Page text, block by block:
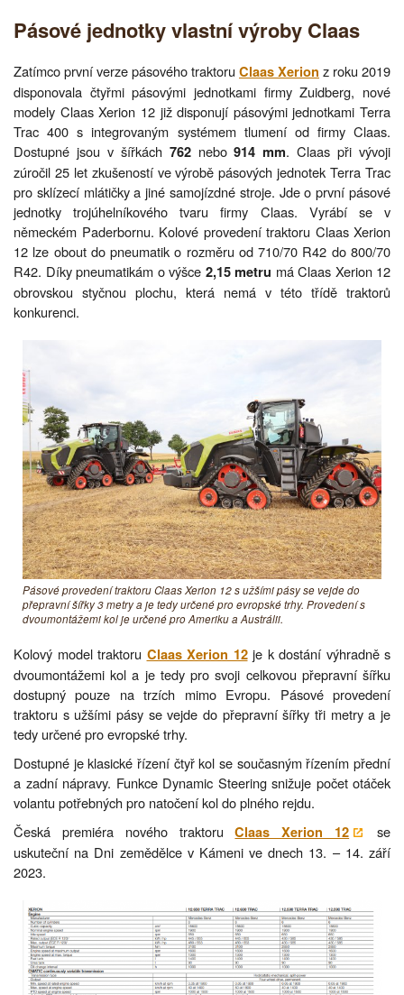
Pásové jednotky vlastní výroby Claas
Zatímco první verze pásového traktoru Claas Xerion z roku 2019
disponovala čtyřmi pásovými jednotkami firmy Zuidberg, nové
modely Claas Xerion 12 již disponují pásovými jednotkami Terra
Trac 400 s integrovaným systémem tlumení od firmy Claas.
Dostupné jsou v šířkách 762nebo914 mm. Claas při vývoji
zúročil 25 let zkušeností ve výrobě pásových jednotek Terra Trac
pro sklízecí mlátičky a jiné samojízdné stroje. Jde o první pásové
jednotky trojúhelníkového tvaru firmy Claas. Vyrábí se v
německém Paderbornu. Kolové provedení traktoru Claas Xerion
12 lze obout do pneumatik o rozměru od 710/70 R42 do 800/70
R42. Díky pneumatikám o výšce 2,15 metru má Claas Xerion 12
obrovskou styčnou plochu, která nemá v této třídě traktorů
konkurenci.
Pásové provedení traktoru Claas Xerion 12 s užšími pásy se vejde do
přepravní šířky 3 metry a je tedy určené pro evropské trhy. Provedení s
dvoumontážemi kol je určené pro Ameriku a Austrálii.
Kolový model traktoru Claas Xerion 12je k dostání výhradně s
dvoumontážemi kol a je tedy pro svoji celkovou přepravní šířku
dostupný pouze na trzích mimo Evropu. Pásové provedení
traktoru s užšími pásy se vejde do přepravní šířky tři metry a je
tedy určené pro evropské trhy.
Dostupné je klasické řízení čtyř kol se současným řízením přední
a zadní nápravy. Funkce Dynamic Steering snižuje počet otáček
volantu potřebných pro natočení kol do plného rejdu.
Česká premiéra nového traktoruClaas Xerion 12
se
uskuteční na Dni zemědělce v Kámeni ve dnech 13. – 14. září
2023.